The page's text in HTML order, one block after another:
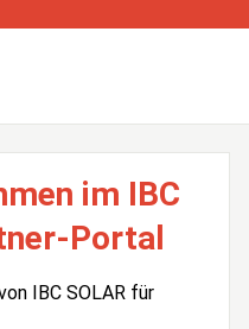
im IBC
Portal
IBC SOLAR für